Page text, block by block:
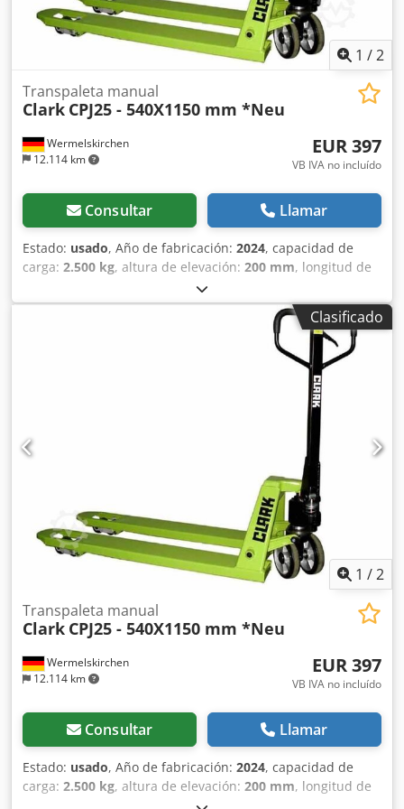
1 /2
Wermelskirchen
12.114 km
Transpaleta manual
Clark CPJ25 - 540X1150 mm *Neu
EUR 397
VB IVA no incluído
Consultar Llamar
Estado: usado, Año de fabricación: 2024, capacidad de
carga: 2.500 kg, altura de elevación: 200 mm, longitud de
, tipo de accionamiento:
Handbetrieb, Transpaleta manual Ancho de horquillas:
540 mm Tipo de mástil: Ninguno Tipo de ruedas
delanteras: Poliuretano Estado de las ruedas delanteras:
80 - 100% Tipo de ruedas traseras: Poliuretano Estado de
las ruedas traseras: 80 - 100% Crjdpfxexfydke Ak Dof
Clasificado
1 /2
Wermelskirchen
12.114 km
Transpaleta manual
Clark CPJ25 - 540X1150 mm *Neu
EUR 397
VB IVA no incluído
Consultar Llamar
Estado: usado, Año de fabricación: 2024, capacidad de
carga: 2.500 kg, altura de elevación: 200 mm, longitud de
, tipo de accionamiento: